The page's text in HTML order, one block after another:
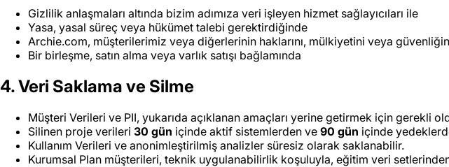
Gizlilik anlaşmaları altında bizim adımıza veri işleyen hizmet sağlayıcıları ile
Yasa, yasal süreç veya hükümet talebi gerektirdiğinde
Archie.com, müşterilerimiz veya diğerlerinin haklarını, mülkiyetini veya
Bir birleşme, satın alma veya varlık satışı bağlamında
4. Veri Saklama ve Silme
Müşteri Verileri ve PII, yukarıda açıklanan amaçları yerine getirmek için gerekli
Silinen proje verileri 30 gün içinde aktif sistemlerden ve 90 gün içinde
Kullanım Verileri ve anonimleştirilmiş analizler süresiz olarak saklanabilir.
Kurumsal Plan müşterileri, teknik uygulanabilirlik koşuluyla, eğitim veri